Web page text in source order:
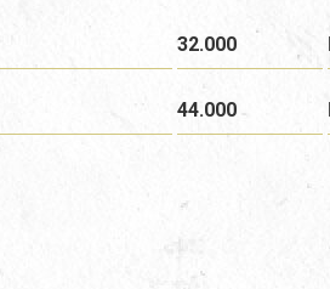
32.000
44.000